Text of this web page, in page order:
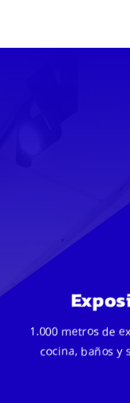
1.000 metros de
cocina, baños y